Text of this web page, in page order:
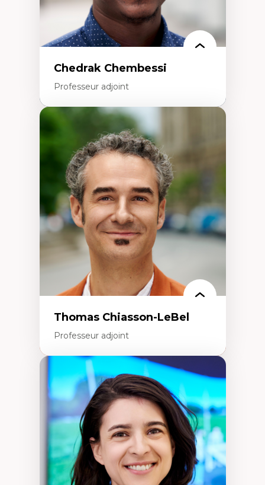
Chedrak Chembessi
Professeur adjoint
Économie circulaire
Modèles d’affaires durables
Histoire des faits économiques
Gestion durable des ressources naturelles
Écologie industrielle
Aménagement durable du territoire
Développement régional
Coopératives
Télétravail en milieu rural francophone
Transition socio-écologique
Thomas Chiasson-LeBel
Professeur adjoint
Expertises
Théories du développement
Économie politique comparée
Élites économiques
Sociologie économique
Extractivisme
Classes sociales
Mouvements sociaux
Théories de l’État